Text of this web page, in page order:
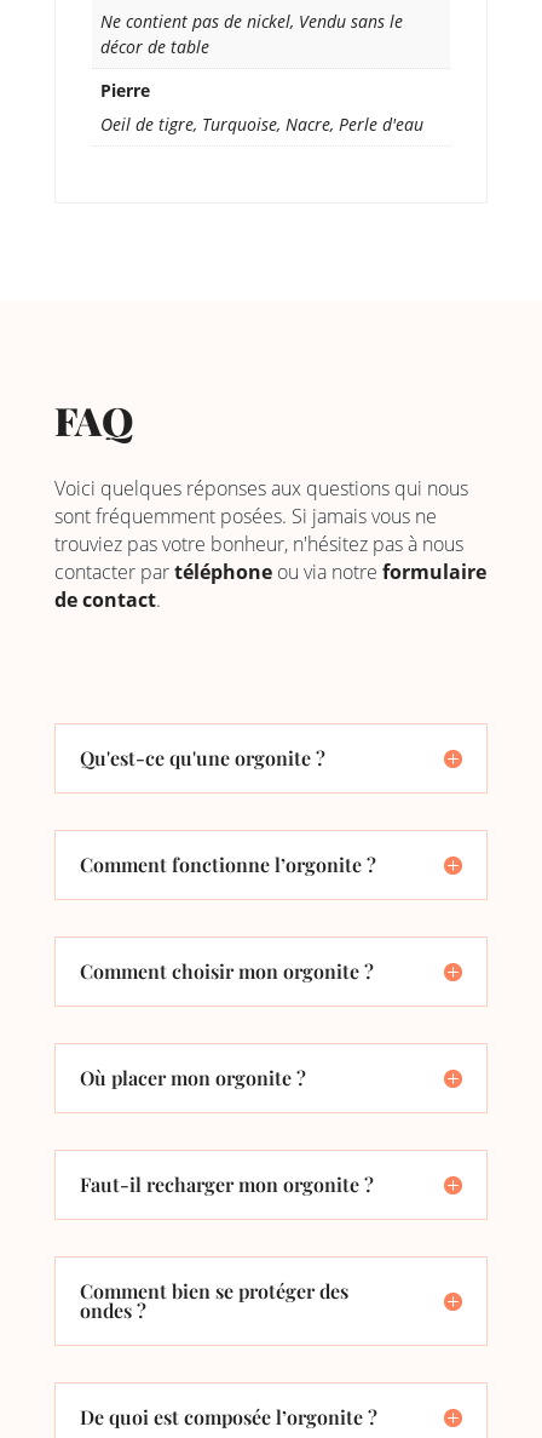
Ne contient pas de nickel, Vendu sans le
décor de table
Pierre
Oeil de tigre, Turquoise, Nacre, Perle d'eau
FAQ
Voici quelques réponses aux questions qui nous
sont fréquemment posées. Si jamais vous ne
trouviez pas votre bonheur, n'hésitez pas à nous
contacter partéléphoneou via notre formulaire
de contact.
Qu'est-ce qu'une orgonite ?
Comment fonctionne l’orgonite ?
Comment choisir mon orgonite ?
Où placer mon orgonite ?
Faut-il recharger mon orgonite ?
Comment bien se protéger des
ondes ?
De quoi est composée l’orgonite ?